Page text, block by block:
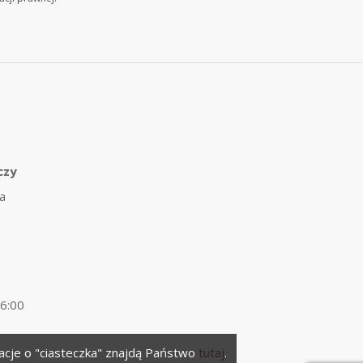
o "ciasteczka" znajdą Państwo tutaj.